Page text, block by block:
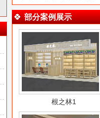
部分案例展示
根之林1